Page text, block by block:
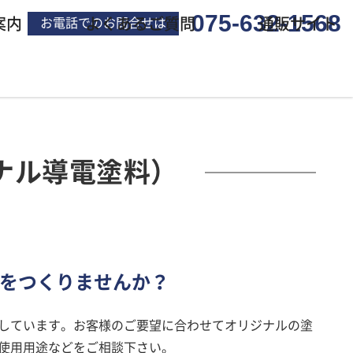
お電話でのお問合せは 075-632-1568
内 よくあるご質問 通販サイト
導電塗料）
つくりませんか？
ています。お客様のご要望に合わせてオリジナルの塗
用途などをご相談下さい。